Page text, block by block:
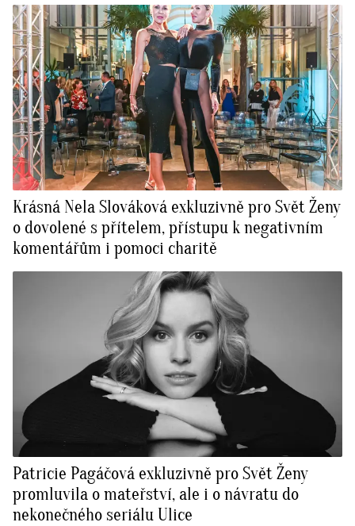
Krásná Nela Slováková exkluzivně pro Svět Ženy
o dovolené s přítelem, přístupu k negativním
komentářům i pomoci charitě
Patricie Pagáčová exkluzivně pro Svět Ženy
promluvila o mateřství, ale i o návratu do
nekonečného seriálu Ulice